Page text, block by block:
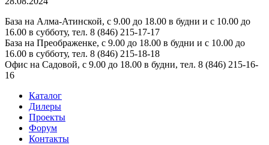
База на Алма-Атинской, с 9.00 до 18.00 в будни и с 10.00 до
16.00 в субботу, тел. 8 (846) 215-17-17
База на Преображенке, с 9.00 до 18.00 в будни и с 10.00 до
16.00 в субботу, тел. 8 (846) 215-18-18
Офис на Садовой, с 9.00 до 18.00 в будни, тел. 8 (846) 215-16-
16
Каталог
Дилеры
Проекты
Форум
Контакты